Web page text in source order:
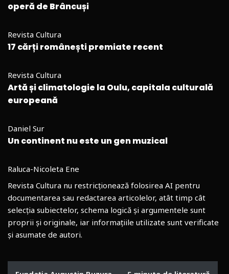
operă de Brâncuși
Revista Cultura
17 cărți românești premiate recent
Revista Cultura
Artă și climatologie la Oulu, capitala culturală
europeană
Daniel Sur
Un continent nu este un gen muzical
Raluca-Nicoleta Ene
Revista Cultura nu restricționează folosirea AI pentru
documentarea sau redactarea articolelor, atât timp cât
selecția subiectelor, schema logică și argumentele sunt
proprii și originale, iar informațiile utilizate sunt verificate
și asumate de autori.